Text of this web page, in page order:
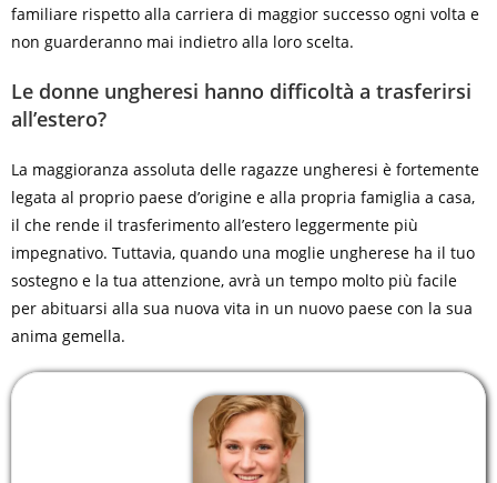
familiare rispetto alla carriera di maggior successo ogni volta e
non guarderanno mai indietro alla loro scelta.
Le donne ungheresi hanno difficoltà a trasferirsi
all’estero?
La maggioranza assoluta delle ragazze ungheresi è fortemente
legata al proprio paese d’origine e alla propria famiglia a casa,
il che rende il trasferimento all’estero leggermente più
impegnativo. Tuttavia, quando una moglie ungherese ha il tuo
sostegno e la tua attenzione, avrà un tempo molto più facile
per abituarsi alla sua nuova vita in un nuovo paese con la sua
anima gemella.